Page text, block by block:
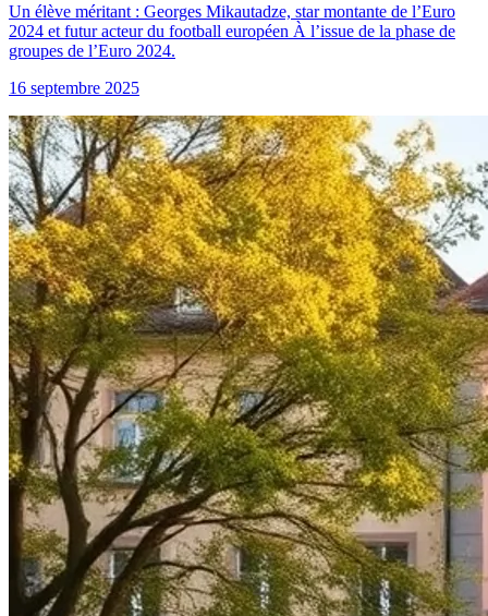
Un élève méritant : Georges Mikautadze, star montante de l’Euro
2024 et futur acteur du football européen À l’issue de la phase de
groupes de l’Euro 2024.
16 septembre 2025